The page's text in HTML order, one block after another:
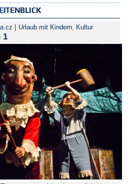
| Urlaub mit Kindern, Kultur
1